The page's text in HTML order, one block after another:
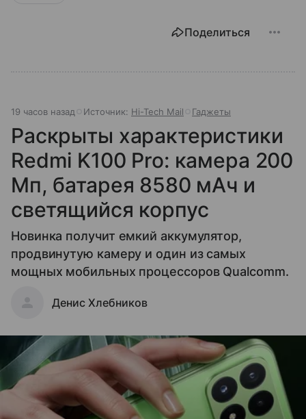
Поделиться
19 часов назад Источник: Hi-Tech Mail Гаджеты
Раскрыты характеристики
Redmi K100 Pro: камера 200
Мп, батарея 8580 мАч и
светящийся корпус
Новинка получит емкий аккумулятор,
продвинутую камеру и один из самых
мощных мобильных процессоров Qualcomm.
Денис Хлебников